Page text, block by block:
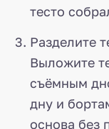
тесто
Разделите
Выложите
съёмным
дну и
основа без